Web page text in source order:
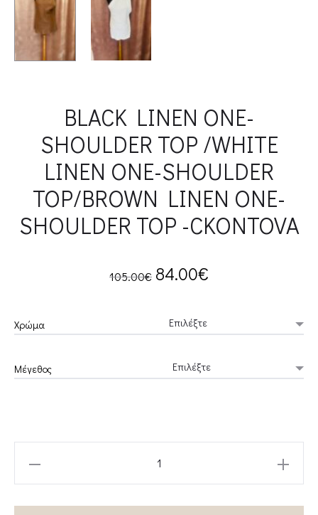
BLACK LINEN ONE-
SHOULDER TOP /WHITE
LINEN ONE-SHOULDER
TOP/BROWN LINEN ONE-
SHOULDER TOP -CKONTOVA
105.00€ Original
was:
105.00€.
84.00€
is:
84.00€.
Χρώμα
Μέγεθος